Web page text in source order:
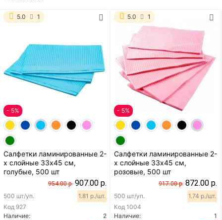
5.0 1
- 5%
Салфетки ламинированные 2-
х слойные 33х45 см,
голубые, 500 шт
954.00 р. 907.00 р.
Код 927
500 шт/уп. 1.81 р./шт.
Наличие: 2
5.0 1
- 5%
Салфетки ламинированные 2-
х слойные 33х45 см,
розовые, 500 шт
917.00 р. 872.00 р.
Код 1004
500 шт/уп. 1.74 р./шт.
Наличие: 1